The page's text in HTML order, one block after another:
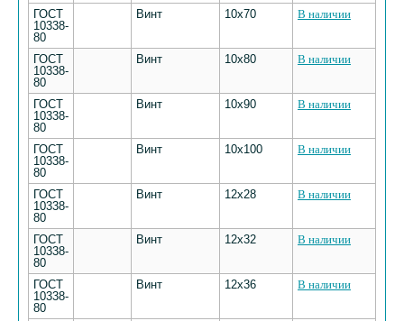
ГОСТ
10338-
80
Винт 10х70 В наличии
ГОСТ
10338-
80
Винт 10х80 В наличии
ГОСТ
10338-
80
Винт 10х90 В наличии
ГОСТ
10338-
80
Винт 10х100 В наличии
ГОСТ
10338-
80
Винт 12х28 В наличии
ГОСТ
10338-
80
Винт 12х32 В наличии
ГОСТ
10338-
80
Винт 12х36 В наличии